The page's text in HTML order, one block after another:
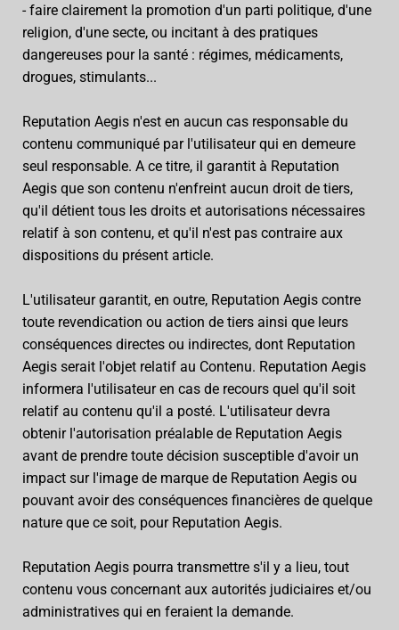
- faire clairement la promotion d'un parti politique, d'une
religion, d'une secte, ou incitant à des pratiques
dangereuses pour la santé : régimes, médicaments,
drogues, stimulants...
Reputation Aegis n'est en aucun cas responsable du
contenu communiqué par l'utilisateur qui en demeure
seul responsable. A ce titre, il garantit à Reputation
Aegis que son contenu n'enfreint aucun droit de tiers,
qu'il détient tous les droits et autorisations nécessaires
relatif à son contenu, et qu'il n'est pas contraire aux
dispositions du présent article.
L'utilisateur garantit, en outre, Reputation Aegis contre
toute revendication ou action de tiers ainsi que leurs
conséquences directes ou indirectes, dont Reputation
Aegis serait l'objet relatif au Contenu. Reputation Aegis
informera l'utilisateur en cas de recours quel qu'il soit
relatif au contenu qu'il a posté. L'utilisateur devra
obtenir l'autorisation préalable de Reputation Aegis
avant de prendre toute décision susceptible d'avoir un
impact sur l'image de marque de Reputation Aegis ou
pouvant avoir des conséquences financières de quelque
nature que ce soit, pour Reputation Aegis.
Reputation Aegis pourra transmettre s'il y a lieu, tout
contenu vous concernant aux autorités judiciaires et/ou
administratives qui en feraient la demande.